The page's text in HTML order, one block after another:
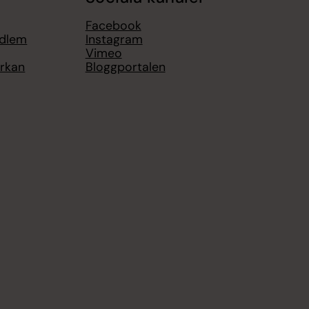
Facebook
Instagram
Vimeo
Bloggportalen